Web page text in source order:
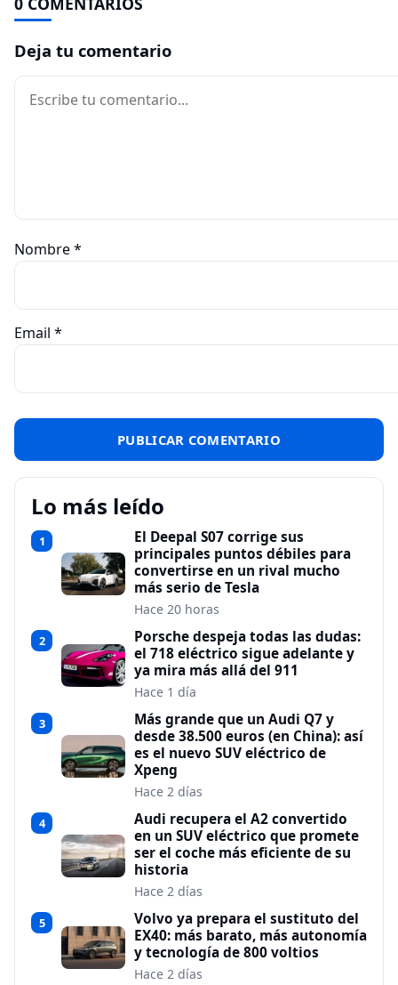
Deja tu comentario
Comentario
Nombre*
Email *
Lo más leído
1
El Deepal S07 corrige sus
principales puntos débiles para
convertirse en un rival mucho
más serio de Tesla
Hace 20 horas
2
Porsche despeja todas las dudas:
el 718 eléctrico sigue adelante y
ya mira más allá del 911
Hace 1 día
3
Más grande que un Audi Q7 y
desde 38.500 euros (en China): así
es el nuevo SUV eléctrico de
Xpeng
Hace 2 días
4
Audi recupera el A2 convertido
en un SUV eléctrico que promete
ser el coche más eficiente de su
historia
Hace 2 días
5
Volvo ya prepara el sustituto del
EX40: más barato, más autonomía
y tecnología de 800 voltios
Hace 2 días